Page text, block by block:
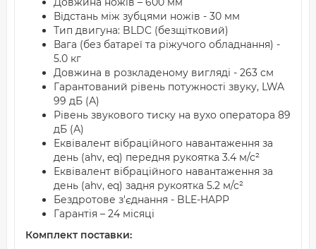
Відстань між зубцями ножів - 30 мм
Тип двигуна: BLDC (безщітковий)
Вага (без батареї та ріжучого обладнання) -
5.0 кг
Довжина в розкладеному вигляді - 263 см
Гарантований рівень потужності звуку, LWA
99 дБ (А)
Рівень звукового тиску на вухо оператора 89
дБ (А)
Еквівалент вібраційного навантаження за
день (ahv, eq) передня рукоятка 3.4 м/с²
Еквівалент вібраційного навантаження за
день (ahv, eq) задня рукоятка 5.2 м/с²
Бездротове з'єднання - BLE-HAPP
Гарантія – 24 місяці
Комплект поставки: